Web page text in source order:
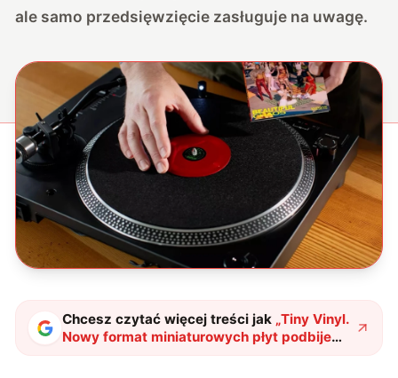
ale samo przedsięwzięcie zasługuje na uwagę.
Chcesz czytać więcej treści jak „Tiny Vinyl.
Nowy format miniaturowych płyt podbije
rynek zdominowany przez cyfrę?"?